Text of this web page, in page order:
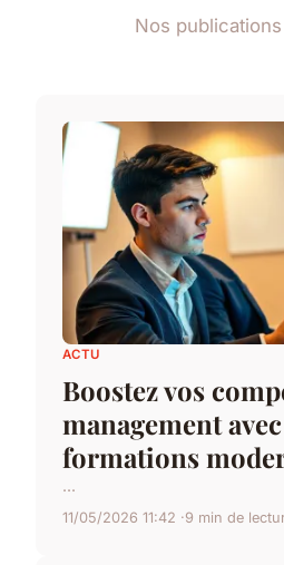
Nos
ACTU
Boostez vos
management
formations
...
11/05/2026 11:42 9 min de